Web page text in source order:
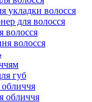
укладки волосся
для волосся
волосся
волосся
губ
обличчя